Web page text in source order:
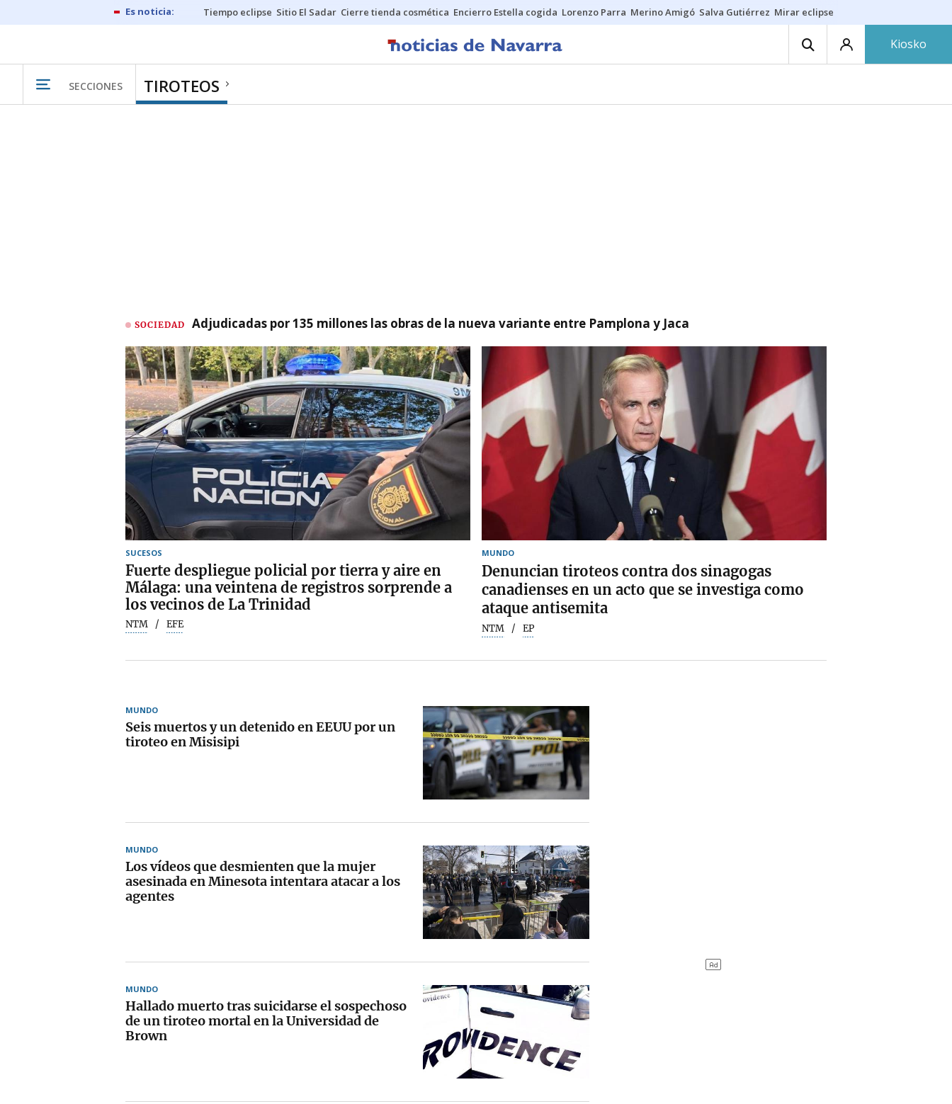
Tiempo eclipse Sitio El Sadar Cierre tienda cosmética Encierro Estella cogida Lorenzo Parra Merino Amigó Salva Gutiérrez Mirar eclipse
Kiosko
SECCIONES TIROTEOS
SOCIEDAD Adjudicadas por 135 millones las obras de la nueva variante entre Pamplona y Jaca
SUCESOS
Fuerte despliegue policial por tierra y aire en
Málaga: una veintena de registros sorprende a
los vecinos de La Trinidad
NTM EFE
MUNDO
Denuncian tiroteos contra dos sinagogas
canadienses en un acto que se investiga como
ataque antisemita
NTM EP
MUNDO
Seis muertos y un detenido en EEUU por un
tiroteo en Misisipi
MUNDO
Los vídeos que desmienten que la mujer
asesinada en Minesota intentara atacar a los
agentes
MUNDO
Hallado muerto tras suicidarse el sospechoso
de un tiroteo mortal en la Universidad de
Brown